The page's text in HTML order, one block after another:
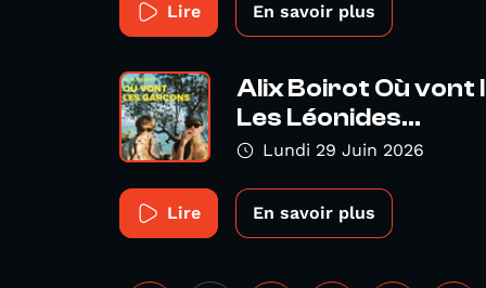
Lire En savoir plus
Alix Boirot Où vont
Les Léonides...
Lundi 29 Juin 2026
Lire En savoir plus